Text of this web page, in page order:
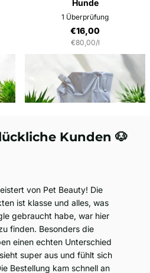
Hunde
1 Überprüfung
€16,00
€80,00/l
Optionen anzeigen
Kunden 🐶
von Pet Beauty! Die
ist klasse und alles, was
gebraucht habe, war hier
finden. Besonders die
einen echten Unterschied
super aus und fühlt sich
Bestellung kam schnell an